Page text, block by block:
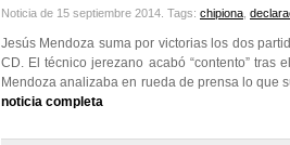
Noticia de 15 septiembre 2014. Tags: chipiona
Jesús Mendoza suma por victorias los dos
CD. El técnico jerezano acabó “contento”
Mendoza analizaba en rueda de prensa lo
noticia completa